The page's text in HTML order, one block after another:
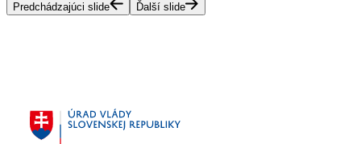
Predchádzajúci slide Ďalší slide